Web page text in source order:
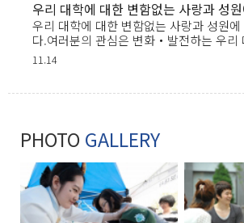
우리 대학에 대한 변함없는 사랑과 성원
다.여러분의 관심은 변화‧발전하는 우리
지....2019.00.00
11.14
PHOTO GALLERY